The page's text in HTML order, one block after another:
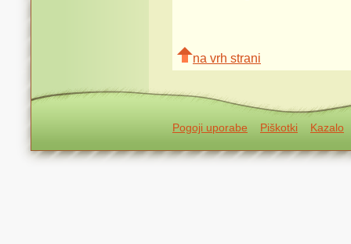
na vrh strani
Pogoji uporabe Piškotki Kazalo